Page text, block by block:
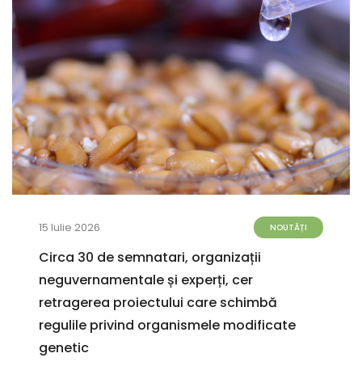
15 Iulie 2026 NOUTĂȚI
Circa 30 de semnatari, organizații
neguvernamentale și experți, cer
retragerea proiectului care schimbă
regulile privind organismele modificate
genetic